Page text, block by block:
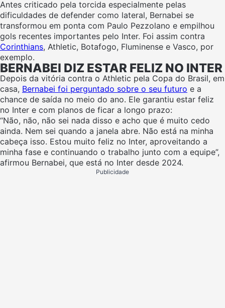
Antes criticado pela torcida especialmente pelas
dificuldades de defender como lateral, Bernabei se
transformou em ponta com Paulo Pezzolano e empilhou
gols recentes importantes pelo Inter. Foi assim contra
Corinthians, Athletic, Botafogo, Fluminense e Vasco, por
exemplo.
BERNABEI DIZ ESTAR FELIZ NO INTER
Depois da vitória contra o Athletic pela Copa do Brasil, em
casa, Bernabei foi perguntado sobre o seu futuro e a
chance de saída no meio do ano. Ele garantiu estar feliz
no Inter e com planos de ficar a longo prazo:
“Não, não, não sei nada disso e acho que é muito cedo
ainda. Nem sei quando a janela abre. Não está na minha
cabeça isso. Estou muito feliz no Inter, aproveitando a
minha fase e continuando o trabalho junto com a equipe”,
afirmou Bernabei, que está no Inter desde 2024.
Publicidade